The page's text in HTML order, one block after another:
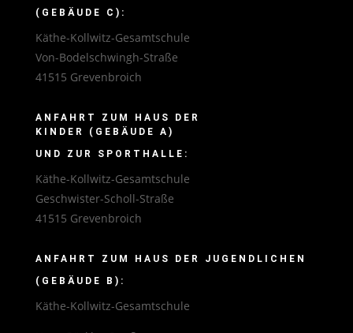
(GEBÄUDE C):
Käthe-Kollwitz-Gesamtschule
Von-Bodelschwingh-Straße
41515 Grevenbroich
ANFAHRT ZUM HAUS DER
KINDER (GEBÄUDE A)
UND ZUR SPORTHALLE:
Käthe-Kollwitz-Gesamtschule
Geschwister-Scholl-Straße
41515 Grevenbroich
ANFAHRT ZUM HAUS DER JUGENDLICHEN
(GEBÄUDE B):
Käthe-Kollwitz-Gesamtschule